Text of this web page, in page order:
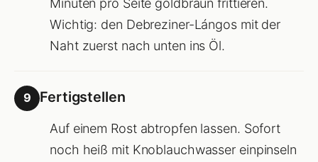
Wichtig: den Debreziner-Lángos mit der
Naht zuerst nach unten ins Öl.
9 Fertigstellen
Auf einem Rost abtropfen lassen. Sofort
noch heiß mit Knoblauchwasser einpinseln